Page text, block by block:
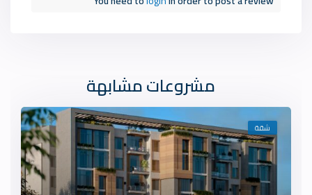
مشروعات مشابهة
شقة